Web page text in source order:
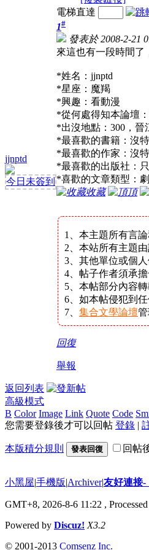
jjnptd
今日未簽到
電梯直達
1#
發表於 2008-2-21
來這也有一段時間了
*姓名：jjnptd
*星座：魔羯
*興趣：看動漫
*從何處得知本論壇
*出沒地點：300，晉
*最喜歡的書籍：沒
*最喜歡的作家：沒
*最喜歡的出版社：
*喜歡的文章類型：
收藏
頂
1、本主題所有言
2、本站所有主題
3、其他單位或個
4、帖子作者須承
5、本帖部分內容
6、如本帖侵犯到
7、 集合文學論壇
回復
舉報
返回列表
高級模式
B Color Image Link Quote Code
您需要登錄後才可以回帖 登錄 |
本版積分規則 發表回復 回帖
小黑屋|手機版|Archiver|友好連接-
GMT+8, 2026-8-6 11:22 ,
Powered by Discuz! X3.2
© 2001-2013 Comsenz Inc.